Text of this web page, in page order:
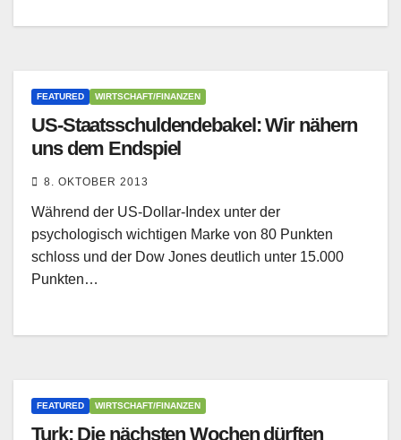
FEATURED WIRTSCHAFT/FINANZEN
US-Staatsschuldendebakel: Wir nähern
uns dem Endspiel
8. OKTOBER 2013
Während der US-Dollar-Index unter der
psychologisch wichtigen Marke von 80 Punkten
schloss und der Dow Jones deutlich unter 15.000
Punkten…
FEATURED WIRTSCHAFT/FINANZEN
Turk: Die nächsten Wochen dürften